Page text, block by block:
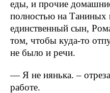
еды, и прочие
полностью на Таниных
единственный сын,
том, чтобы куда-то
не было и речи.
— Я не нянька. –
работе.